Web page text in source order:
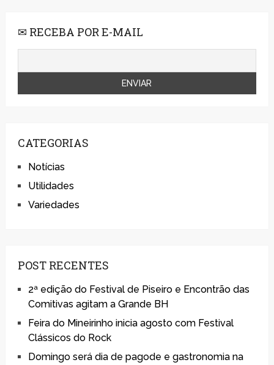
✉ RECEBA POR E-MAIL
CATEGORIAS
Notícias
Utilidades
Variedades
POST RECENTES
2ª edição do Festival de Piseiro e Encontrão das
Comitivas agitam a Grande BH
Feira do Mineirinho inicia agosto com Festival
Clássicos do Rock
Domingo será dia de pagode e gastronomia na